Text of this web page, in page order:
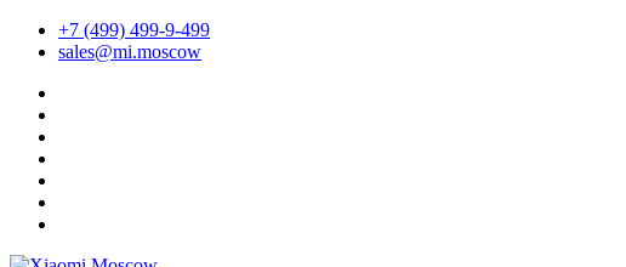
+7 (499) 499-9-499
sales@mi.moscow